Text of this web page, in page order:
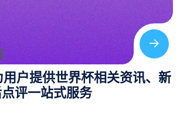
户提供世界杯相关资讯、新
评一站式服务